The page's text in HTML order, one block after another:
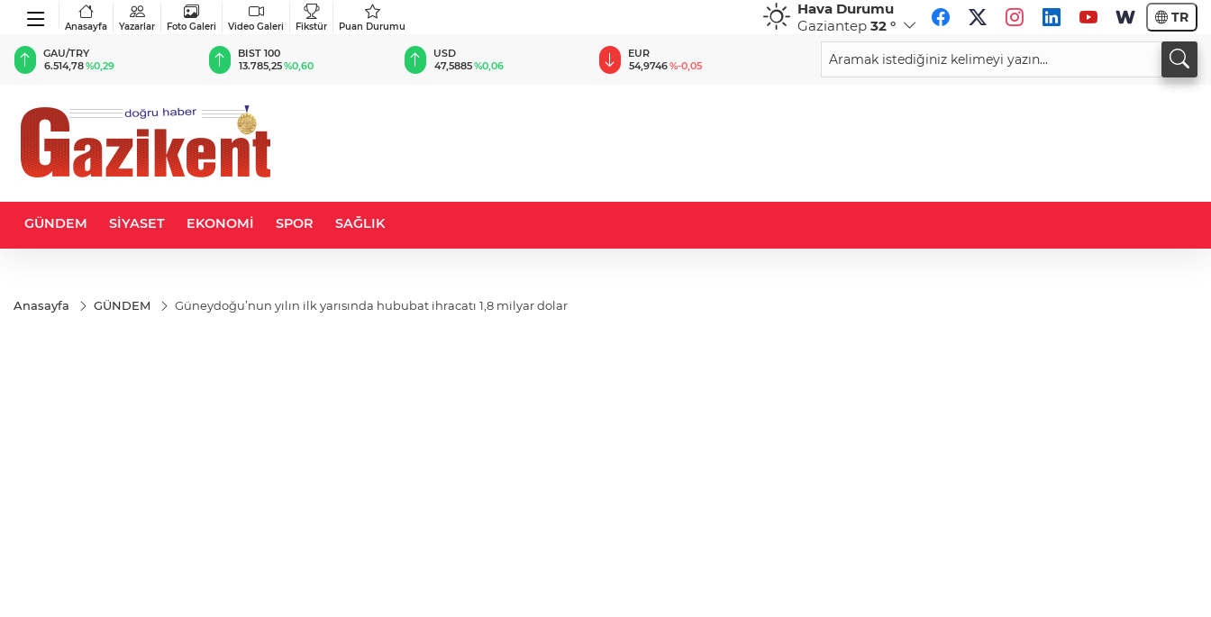
Anasayfa Yazarlar Foto Galeri Video Galeri Fikstür Puan Durumu
Hava Durumu
Gaziantep 32 ° TR
BIST 100
13.785,25%0,60
USD
47,5885%0,06
EUR
54,9746%-0,05
GBP
64,1812%0,15
CHF
58,5999%-0,55
33,9046
GÜNDEM SİYASET EKONOMİ SPOR SAĞLIK
Anasayfa GÜNDEM Güneydoğu’nun yılın ilk yarısında hububat ihracatı 1,8 milyar dolar